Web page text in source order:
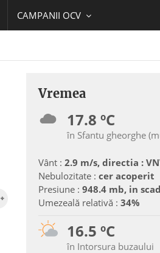
CAMPANII OCV
Vremea
17.8 ºC
în Sfantu gheorghe
Vânt : 2.9 m/s, directia :
Nebulozitate : cer acoperit
Presiune : 948.4 mb, in
Umezeală relativă : 34%
16.5 ºC
în Intorsura buzaului